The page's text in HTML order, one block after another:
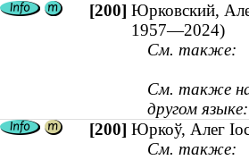
[200] Юрковский,
1957—2024)
См. также:
См. также
другом языке:
[200] Юркоў, Алег
См. также: